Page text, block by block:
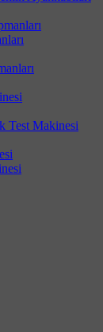
Test Makinesi